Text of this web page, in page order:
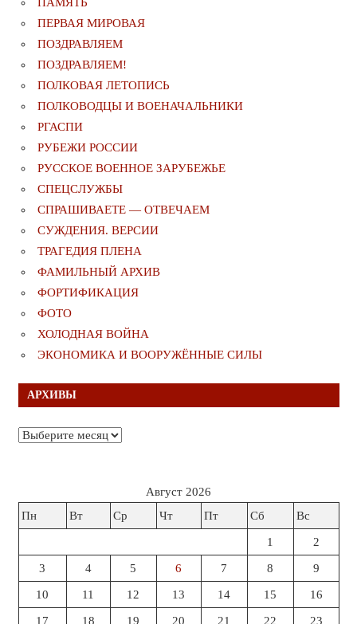
ПАМЯТЬ
ПЕРВАЯ МИРОВАЯ
ПОЗДРАВЛЯЕМ
ПОЗДРАВЛЯЕМ!
ПОЛКОВАЯ ЛЕТОПИСЬ
ПОЛКОВОДЦЫ И ВОЕНАЧАЛЬНИКИ
РГАСПИ
РУБЕЖИ РОССИИ
РУССКОЕ ВОЕННОЕ ЗАРУБЕЖЬЕ
СПЕЦСЛУЖБЫ
СПРАШИВАЕТЕ — ОТВЕЧАЕМ
СУЖДЕНИЯ. ВЕРСИИ
ТРАГЕДИЯ ПЛЕНА
ФАМИЛЬНЫЙ АРХИВ
ФОРТИФИКАЦИЯ
ФОТО
ХОЛОДНАЯ ВОЙНА
ЭКОНОМИКА И ВООРУЖЁННЫЕ СИЛЫ
АРХИВЫ
Архивы
Август 2026
Пн
Вт Ср Чт Пт Сб Вс
1 2
3 4 5 6 7 8 9
10 11 12 13 14 15 16
17 18 19 20 21 22 23